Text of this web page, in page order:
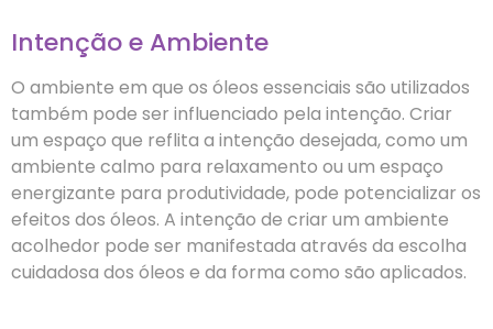
Intenção e Ambiente
O ambiente em que os óleos essenciais são utilizados
também pode ser influenciado pela intenção. Criar
um espaço que reflita a intenção desejada, como um
ambiente calmo para relaxamento ou um espaço
energizante para produtividade, pode potencializar os
efeitos dos óleos. A intenção de criar um ambiente
acolhedor pode ser manifestada através da escolha
cuidadosa dos óleos e da forma como são aplicados.